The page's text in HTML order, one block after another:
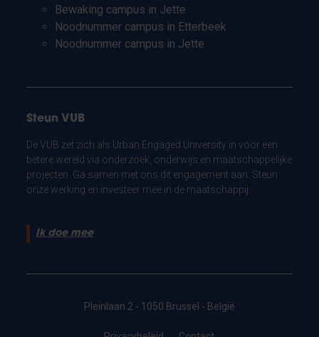
Bewaking campus in Jette
Noodnummer campus in Etterbeek
Noodnummer campus in Jette
Steun VUB
De VUB zet zich als Urban Engaged University in voor een
betere wereld via onderzoek, onderwijs en maatschappelijke
projecten. Ga samen met ons dit engagement aan. Steun
onze werking en investeer mee in de maatschappij.
Ik doe mee
Pleinlaan 2 - 1050 Brussel - België